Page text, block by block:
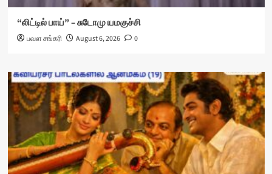
“லிட்டில் பாய்” – சுடோமு யமகுச்சி
பவள சங்கரி August 6, 2026 0